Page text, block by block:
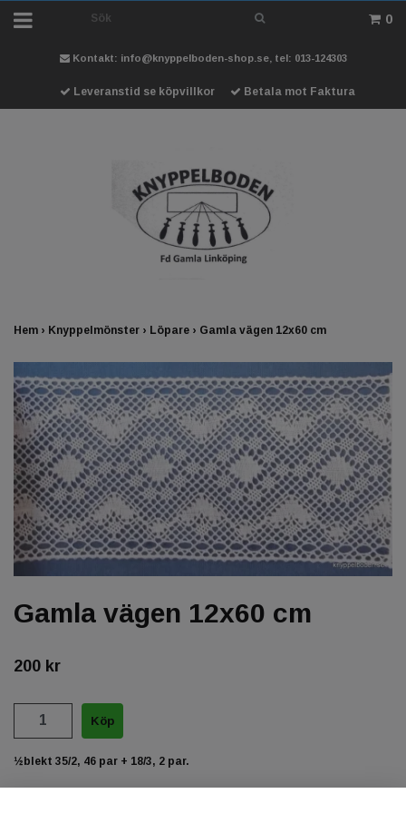
0
Kontakt: info@knyppelboden-shop.se, tel: 013-124303
Leveranstid se köpvillkor Betala mot Faktura
Hem › Knyppelmönster › Löpare › Gamla vägen 12x60 cm
Gamla vägen 12x60 cm
200 kr
½blekt 35/2, 46 par + 18/3, 2 par.